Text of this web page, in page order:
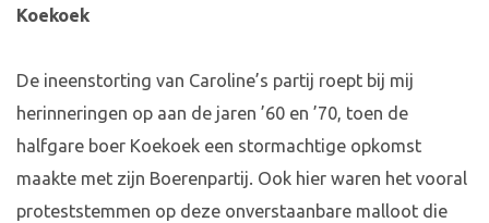
Koekoek
De ineenstorting van Caroline’s partij roept bij mij
herinneringen op aan de jaren ’60 en ’70, toen de
halfgare boer Koekoek een stormachtige opkomst
maakte met zijn Boerenpartij. Ook hier waren het vooral
proteststemmen op deze onverstaanbare malloot die